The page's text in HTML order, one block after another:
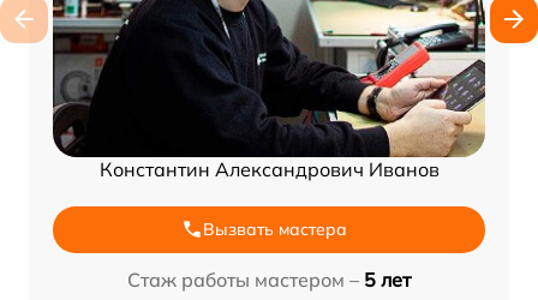
Константин Александрович Иванов
Вызвать мастера
Стаж работы мастером – 5 лет